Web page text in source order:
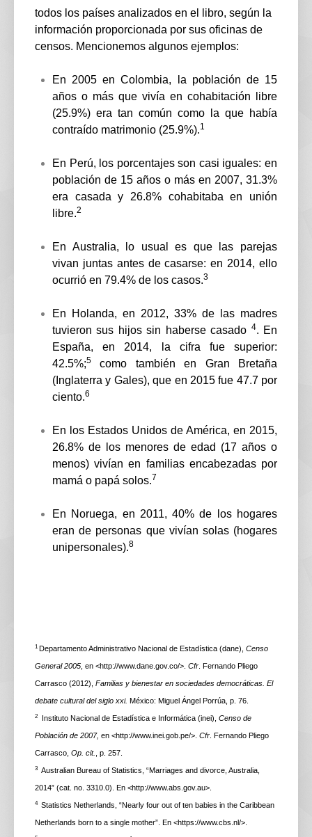
todos los países analizados en el libro, según la
información proporcionada por sus oficinas de
censos. Mencionemos algunos ejemplos:
En 2005 en Colombia, la población de 15
años o más que vivía en cohabitación libre
(25.9%) era tan común como la que había
contraído matrimonio (25.9%).1
En Perú, los porcentajes son casi iguales: en
población de 15 años o más en 2007, 31.3%
era casada y 26.8% cohabitaba en unión
libre.2
En Australia, lo usual es que las parejas
vivan juntas antes de casarse: en 2014, ello
ocurrió en 79.4% de los casos.3
En Holanda, en 2012, 33% de las madres
tuvieron sus hijos sin haberse casado 4. En
España, en 2014, la cifra fue superior:
42.5%;5
como también en Gran Bretaña
(Inglaterra y Gales), que en 2015 fue 47.7 por
ciento.6
En los Estados Unidos de América, en 2015,
26.8% de los menores de edad (17 años o
menos) vivían en familias encabezadas por
mamá o papá solos.7
En Noruega, en 2011, 40% de los hogares
eran de personas que vivían solas (hogares
unipersonales).8
1 Departamento Administrativo Nacional de Estadística (dane), Censo
General 2005, en <http://www.dane.gov.co/>. Cfr. Fernando Pliego
Carrasco (2012), Familias y bienestar en sociedades democráticas. El
debate cultural del siglo xxi. México: Miguel Ángel Porrúa, p. 76.
2 Instituto Nacional de Estadística e Informática (inei), Censo de
Población de 2007, en <http://www.inei.gob.pe/>. Cfr. Fernando Pliego
Carrasco, Op. cit., p. 257.
3 Australian Bureau of Statistics, “Marriages and divorce, Australia,
2014” (cat. no. 3310.0). En <http://www.abs.gov.au>.
4 Statistics Netherlands, “Nearly four out of ten babies in the Caribbean
Netherlands born to a single mother”. En <https://www.cbs.nl/>.